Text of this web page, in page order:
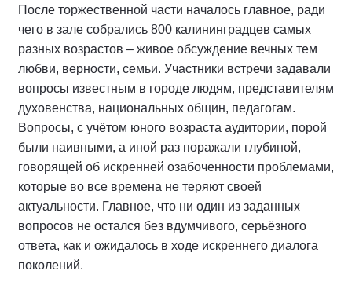
После торжественной части началось главное, ради
чего в зале собрались 800 калининградцев самых
разных возрастов – живое обсуждение вечных тем
любви, верности, семьи. Участники встречи задавали
вопросы известным в городе людям, представителям
духовенства, национальных общин, педагогам.
Вопросы, с учётом юного возраста аудитории, порой
были наивными, а иной раз поражали глубиной,
говорящей об искренней озабоченности проблемами,
которые во все времена не теряют своей
актуальности. Главное, что ни один из заданных
вопросов не остался без вдумчивого, серьёзного
ответа, как и ожидалось в ходе искреннего диалога
поколений.